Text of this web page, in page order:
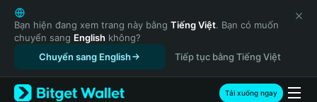
English
日本語
Tiếng Việt
Русский
Español (Latinoamérica)
Türkçe
Bạn hiện đang xem trang này bằng Tiếng Việt. Bạn có muốn
chuyển sang English không?
Chuyển sang English
Tiếp tục bằng Tiếng Việt
Tải xuống ngay